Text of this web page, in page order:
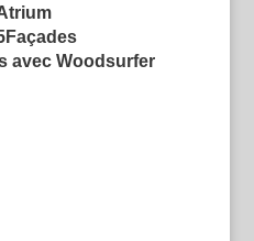
avec Woodsurfer